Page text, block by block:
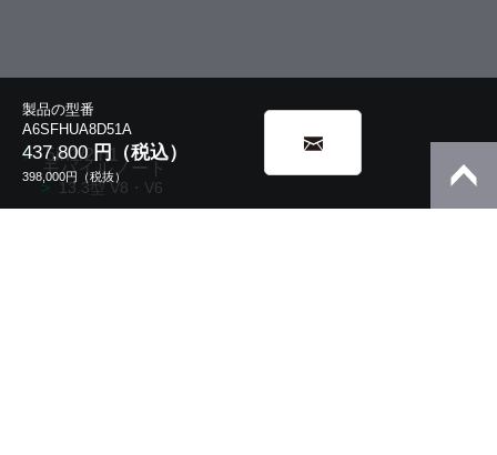
製品の型番
A6SFHUA8D51A
437,800円（税込）
398,000円（税抜）
5in1/2in1
モバイルノート
13.3型 V8・V6